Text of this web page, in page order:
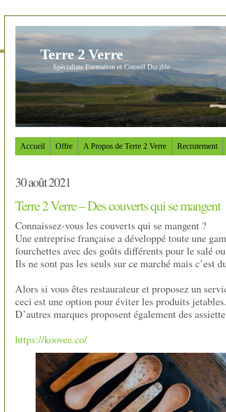
Terre 2 Verre
Spécialiste Formation et Conseil Durable
Accueil Offre A Propos de Terre 2 Verre Recrutement
30 août 2021
Terre 2 Verre – Des couverts qui se mangent
Connaissez-vous les couverts qui se mangent ?
Une entreprise française a développé toute une
fourchettes avec des goûts différents pour le salé
Ils ne sont pas les seuls sur ce marché mais c’est
Alors si vous êtes restaurateur et proposez un
ceci est une option pour éviter les produits jetables.
D’autres marques proposent également des
https://koovee.co/